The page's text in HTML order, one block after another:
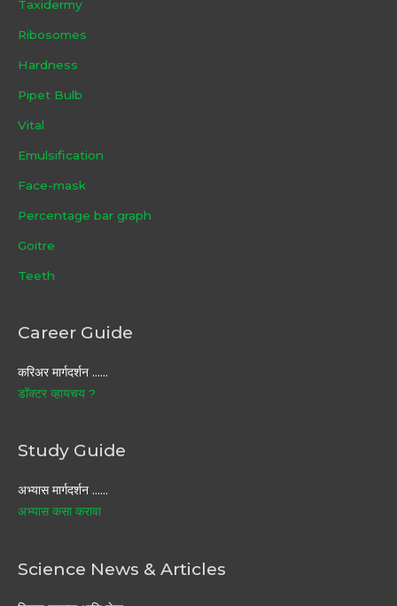
Taxidermy
Ribosomes
Hardness
Pipet Bulb
Vital
Emulsification
Face-mask
Percentage bar graph
Goitre
Teeth
Career Guide
करिअर मार्गदर्शन ……
डॉक्टर व्हायचय ?
Study Guide
अभ्यास मार्गदर्शन ……
अभ्यास कसा करावा
Science News & Articles